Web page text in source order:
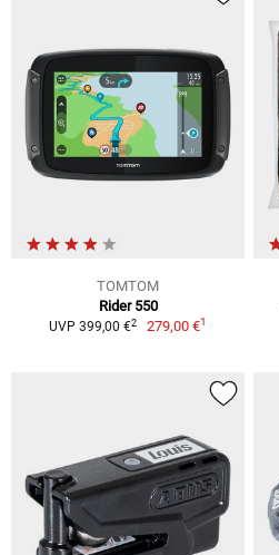
TOMTOM
Rider 550
UVP 399,00 €2 279,00 €1